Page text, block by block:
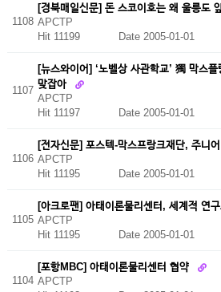
1108
[경북매일신문] 돈 스코이호는 왜 울릉도
APCTP
Hit 11199
Date 2005-01-01
1107
[뉴스와이어] ‘노벨상 사관학교’ 獨 막스
맞잡아
APCTP
Hit 11197 Date 2005-01-01
1106
[전자신문] 포스텍-막스프랑크재단, 주니
APCTP
Hit 11195
Date 2005-01-01
1105
[아크로팬] 아태이론물리센터, 세계적 연
APCTP
Hit 11195
Date 2005-01-01
1104
[포항MBC] 아태이론물리센터 협약
APCTP